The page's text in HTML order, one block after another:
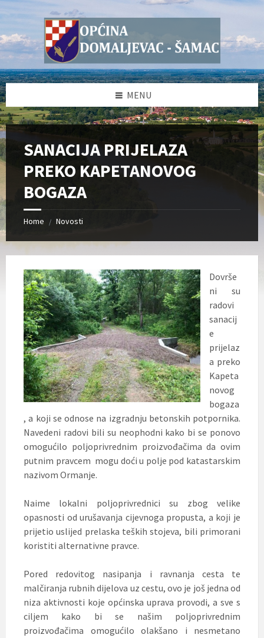
Skip
to
Skip
to
sidebar
Skip
to
sidebar
Skip
to
MENU
SANACIJA PRIJELAZA
PREKO KAPETANOVOG
BOGAZA
Home / Novosti
Dovrše
ni su
radovi
sanacij
e
prijelaz
a preko
Kapeta
novog
bogaza
, a koji se odnose na izgradnju betonskih potpornika.
Navedeni radovi bili su neophodni kako bi se ponovo
omogućilo poljoprivrednim proizvođačima da ovim
putnim pravcem mogu doći u polje pod katastarskim
nazivom Ormanje.
Naime lokalni poljoprivrednici su zbog velike
opasnosti od urušavanja cijevnoga propusta, a koji je
prijetio uslijed prelaska teških stojeva, bili primorani
koristiti alternativne pravce.
Pored redovitog nasipanja i ravnanja cesta te
malčiranja rubnih dijelova uz cestu, ovo je još jedna od
niza aktivnosti koje općinska uprava provodi, a sve s
ciljem kako bi se našim poljoprivrednim
proizvođačima omogućilo olakšano i nesmetano